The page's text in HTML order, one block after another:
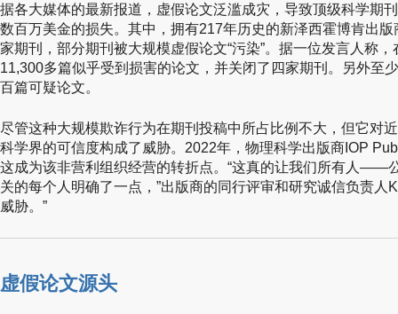
据各大媒体的最新报道，虚假论文泛滥成灾，导致顶级科学期
数百万美金的损失。其中，拥有217年历史的新泽西霍博肯出
家期刊，部分期刊被大规模虚假论文“污染”。据一位发言人称
11,300多篇似乎受到损害的论文，并关闭了四家期刊。另外至
百篇可疑论文。
尽管这种大规模欺诈行为在期刊投稿中所占比例不大，但它对
科学界的可信度构成了威胁。2022年，物理科学出版商IOP
这成为该非营利组织经营的转折点。“这真的让我们所有人——
关的每个人明确了一点，”出版商的同行评审和研究诚信负责人
威胁。”
虚假论文源头